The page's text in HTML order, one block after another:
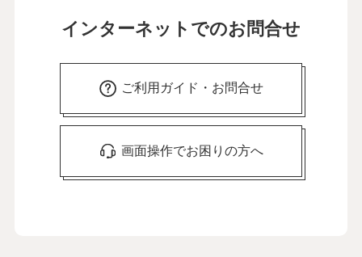
インターネットでのお問合せ
ご利用ガイド・お問合せ
画面操作でお困りの方へ